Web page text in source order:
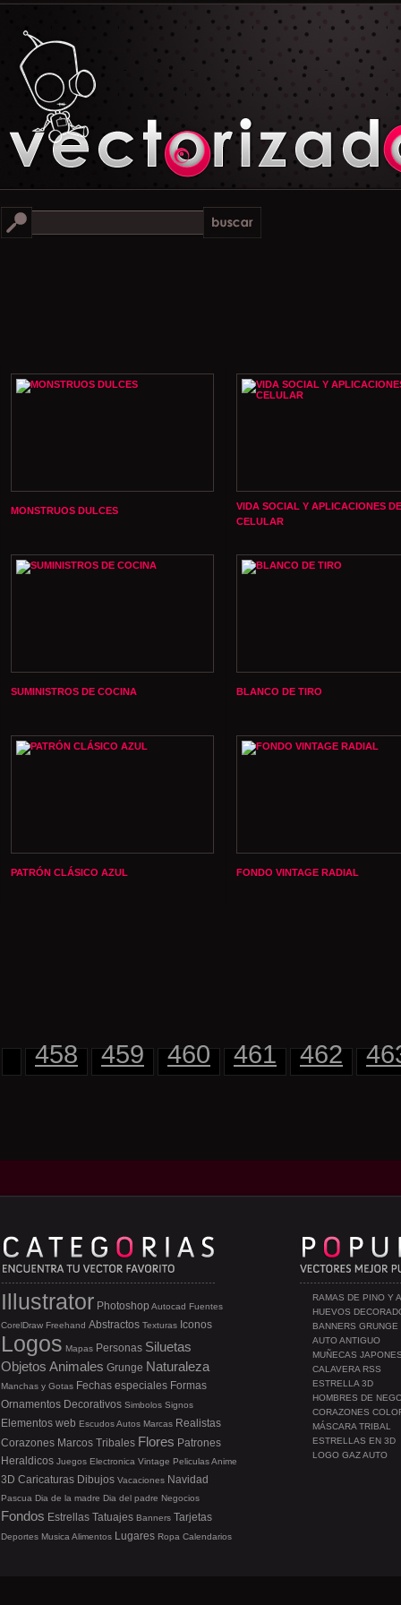
MONSTRUOS DULCES
VIDA SOCIAL Y APLICACIONES DE
CELULAR
SUMINISTROS DE COCINA BLANCO DE TIRO
PATRÓN CLÁSICO AZUL FONDO VINTAGE RADIAL
458 459 460 461 462
RAMAS DE PINO Y
HUEVOS
BANNERS GRUNGE
AUTO ANTIGUO
MUÑECAS
CALAVERA RSS
ESTRELLA 3D
HOMBRES DE
CORAZONES
MÁSCARA TRIBAL
ESTRELLAS EN 3D
LOGO GAZ AUTO
Illustrator Photoshop Autocad Fuentes
CorelDraw Freehand Abstractos Texturas Iconos
Logos Mapas Personas Siluetas
Objetos Animales Grunge Naturaleza
Manchas y Gotas Fechas especiales Formas
Ornamentos Decorativos Simbolos Signos
Elementos web EscudosAutos Marcas Realistas
Corazones Marcos Tribales Flores Patrones
Heraldicos Juegos Electronica Vintage PeliculasAnime
3D Caricaturas Dibujos Vacaciones Navidad
Pascua Dia de la madre Dia del padre Negocios
Fondos Estrellas Tatuajes Banners Tarjetas
Deportes Musica Alimentos Lugares Ropa Calendarios